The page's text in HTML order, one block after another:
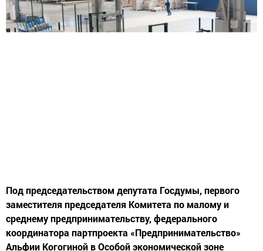
Под председательством депутата Госдумы, первого
заместителя председателя Комитета по малому и
среднему предпринимательству, федерального
координатора партпроекта «Предпринимательство»
Альфии Когогиной в Особой экономической зоне